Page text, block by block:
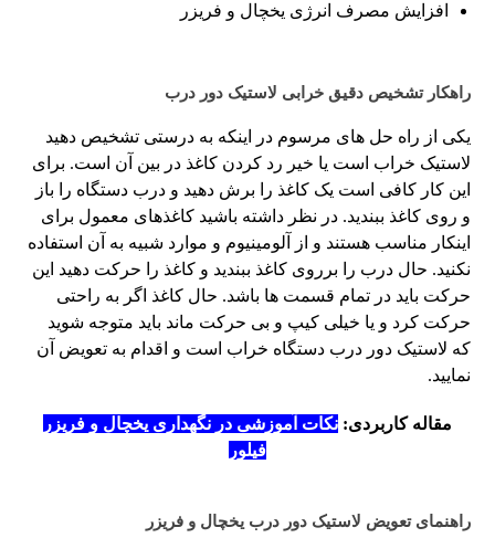
افزایش مصرف انرژی یخچال و فریزر
راهکار تشخیص دقیق خرابی لاستیک دور درب
یکی از راه حل های مرسوم در اینکه به درستی تشخیص دهید
لاستیک خراب است یا خیر رد کردن کاغذ در بین آن است. برای
این کار کافی است یک کاغذ را برش دهید و درب دستگاه را باز
و روی کاغذ ببندید. در نظر داشته باشید کاغذهای معمول برای
اینکار مناسب هستند و از آلومینیوم و موارد شبیه به آن استفاده
نکنید. حال درب را برروی کاغذ ببندید و کاغذ را حرکت دهید این
حرکت باید در تمام قسمت ها باشد. حال کاغذ اگر به راحتی
حرکت کرد و یا خیلی کیپ و بی حرکت ماند باید متوجه شوید
که لاستیک دور درب دستگاه خراب است و اقدام به تعویض آن
نمایید.
مقاله کاربردی: نکات آموزشی در نگهداری یخچال و فریزر
فیلور
راهنمای تعویض لاستیک دور درب یخچال و فریزر